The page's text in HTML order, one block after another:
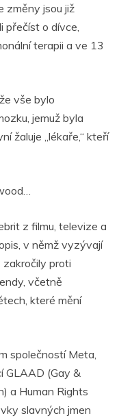
změny jsou již
přečíst o dívce,
terapii a ve 13
vše bylo
jemuž byla
žaluje „lékaře,“ kteří
z filmu, televize a
v němž vyzývají
proti
včetně
které mění
společností Meta,
GLAAD (Gay &
a Human Rights
slavných jmen